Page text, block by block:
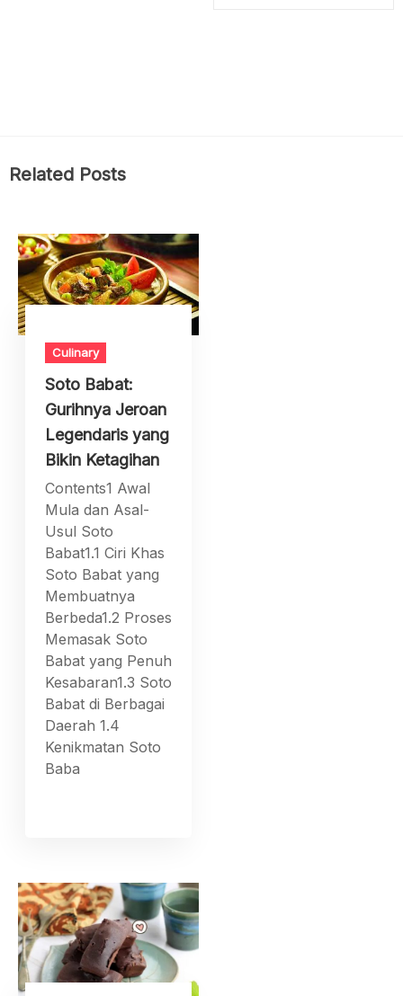
Related Posts
Culinary
Soto Babat:
Gurihnya Jeroan
Legendaris yang
Bikin Ketagihan
Contents1 Awal
Mula dan Asal-
Usul Soto
Babat1.1 Ciri Khas
Soto Babat yang
Membuatnya
Berbeda1.2 Proses
Memasak Soto
Babat yang Penuh
Kesabaran1.3 Soto
Babat di Berbagai
Daerah 1.4
Kenikmatan Soto
Baba